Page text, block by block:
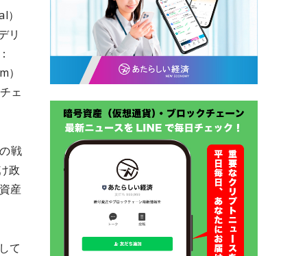
リ
ェ
戦
政
産
て